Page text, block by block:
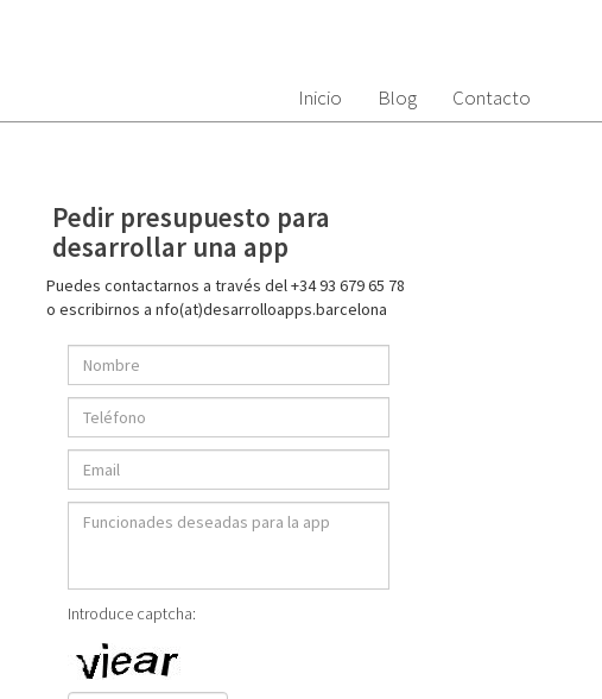
Inicio Blog Contacto
Pedir presupuesto para
desarrollar una app
Puedes contactarnos a través del +34 93 679 65 78
o escribirnos a nfo(at)desarrolloapps.barcelona
Introduce captcha: